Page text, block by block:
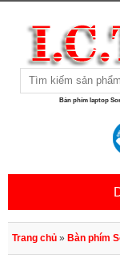
Bàn phím laptop
Trang chủ » Bàn phím